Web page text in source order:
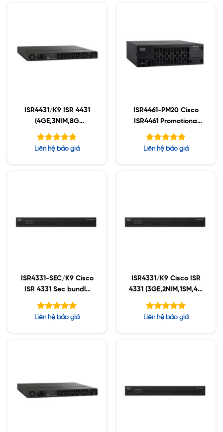
ISR4431/K9 ISR 4431
(4GE,3NIM,8G
FLASH,4G DRAM,IPB)
Được xếp
Liên hệ báo giá
ISR4461-PM20 Cisco
ISR4461 Promotional
Bundle
Được xếp
Liên hệ báo giá
ISR4331-SEC/K9 Cisco
ISR 4331 Sec bundle
w/SEC license
Được xếp
Liên hệ báo giá
ISR4331/K9 Cisco ISR
4331 (3GE,2NIM,1SM,4G
FLASH,4G DRAM,IPB)
Được xếp
Liên hệ báo giá